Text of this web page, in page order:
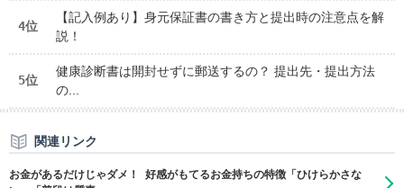
4位
【記入例あり】身元保証書の書き方と提出時の注意点を解
説！
5位
健康診断書は開封せずに郵送するの？ 提出先・提出方法
の...
関連リンク
お金があるだけじゃダメ！ 好感がもてるお金持ちの特徴「ひけらかさな